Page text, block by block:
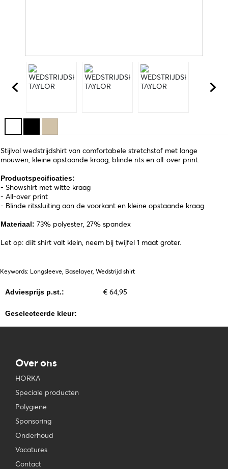
Stijlvol wedstrijdshirt van comfortabele stretchstof met lange
mouwen, kleine opstaande kraag, blinde rits en all-over print.
Productspecificaties:
- Showshirt met witte kraag
- All-over print
- Blinde ritssluiting aan de voorkant en kleine opstaande kraag
Materiaal: 73% polyester, 27% spandex
Let op: diit shirt valt klein, neem bij twijfel 1 maat groter.
Keywords: Longsleeve, Baselayer, Wedstrijd shirt
Adviesprijs p.st.: € 64,95
Geselecteerde kleur:
Over ons
HORKA
Speciale producten
Polygiene
Sponsoring
Onderhoud
Vacatures
Contact